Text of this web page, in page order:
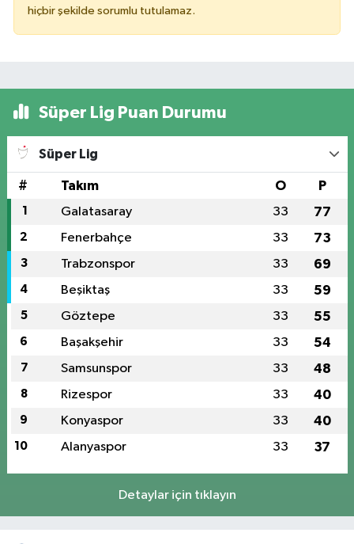
hiçbir şekilde sorumlu tutulamaz.
Süper Lig Puan Durumu
Süper Lig
# Takım O P
1 Galatasaray 33 77
2 Fenerbahçe 33 73
3 Trabzonspor 33 69
4 Beşiktaş 33 59
5 Göztepe 33 55
6 Başakşehir 33 54
7 Samsunspor 33 48
8 Rizespor 33 40
9 Konyaspor 33 40
10 Alanyaspor 33 37
Detaylar için tıklayın